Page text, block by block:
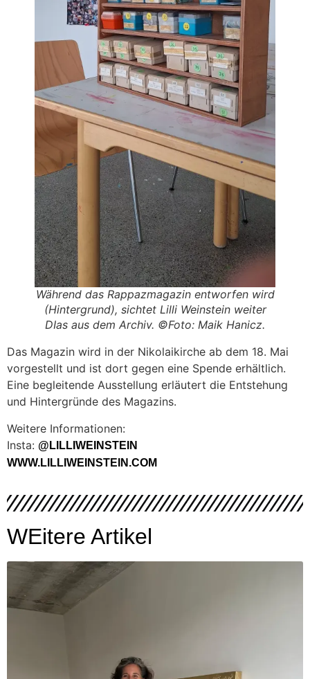
Während das Rappazmagazin entworfen wird
(Hintergrund), sichtet Lilli Weinstein weiter
DIas aus dem Archiv. ©Foto: Maik Hanicz.
Das Magazin wird in der Nikolaikirche ab dem 18. Mai
vorgestellt und ist dort gegen eine Spende erhältlich.
Eine begleitende Ausstellung erläutert die Entstehung
und Hintergründe des Magazins.
Weitere Informationen:
Insta: @LILLIWEINSTEIN
WWW.LILLIWEINSTEIN.COM
WEitere Artikel